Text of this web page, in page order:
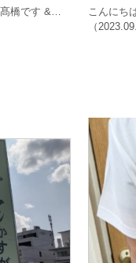
橋です &…
こんにち
（